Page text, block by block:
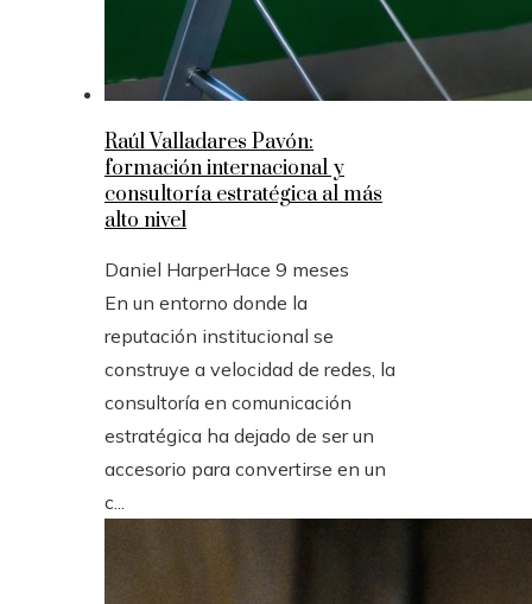
Raúl Valladares Pavón:
formación internacional y
consultoría estratégica al más
alto nivel
Daniel HarperHace 9 meses
En un entorno donde la
reputación institucional se
construye a velocidad de redes, la
consultoría en comunicación
estratégica ha dejado de ser un
accesorio para convertirse en un
c...